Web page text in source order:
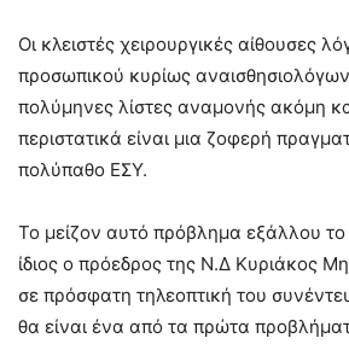
Οι κλειστές χειρουργικές αίθουσες
προσωπικού κυρίως
πολύμηνες λίστες αναμονής ακόμη
περιστατικά είναι μια ζοφερή
πολύπαθο ΕΣΥ.
Το μείζον αυτό πρόβλημα εξάλλου
ίδιος ο πρόεδρος της Ν.Δ Κυριάκος
σε πρόσφατη τηλεοπτική του
θα είναι ένα από τα πρώτα